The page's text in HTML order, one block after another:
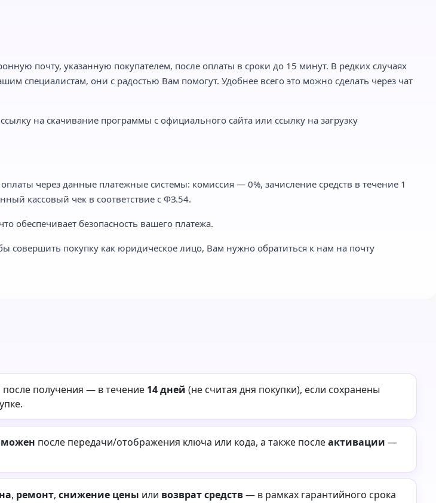
почту, указанную покупателем, после оплаты в сроки до 15 минут. В редких случаях
специалистам, они с радостью Вам помогут. Удобнее всего это можно сделать через чат
на скачивание программы с официального сайта или ссылку на загрузку
через данные платежные системы: комиссия — 0%, зачисление средств в течение 1
кассовый чек в соответствие с ФЗ.54.
обеспечивает безопасность вашего платежа.
совершить покупку как юридическое лицо, Вам нужно обратиться к нам на почту
получения — в течение 14 дней (не считая дня покупки), если сохранены
после передачи/отображения ключа или кода, а также послеактивации —
, ремонт, снижение цены или возврат средств— в рамках гарантийного срока